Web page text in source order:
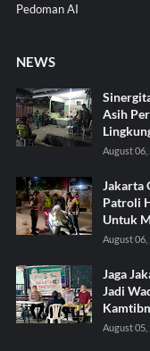
Pedoman AI
NEWS
Asih
August 06,
Jakarta
Patroli
Untuk
August 06,
Jaga
Jadi
August 05,